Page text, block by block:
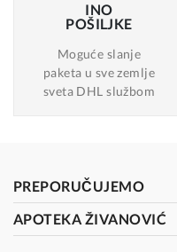
INO
POŠILJKE
Moguće slanje
paketa u sve zemlje
sveta DHL službom
PREPORUČUJEMO
APOTEKA ŽIVANOVIĆ